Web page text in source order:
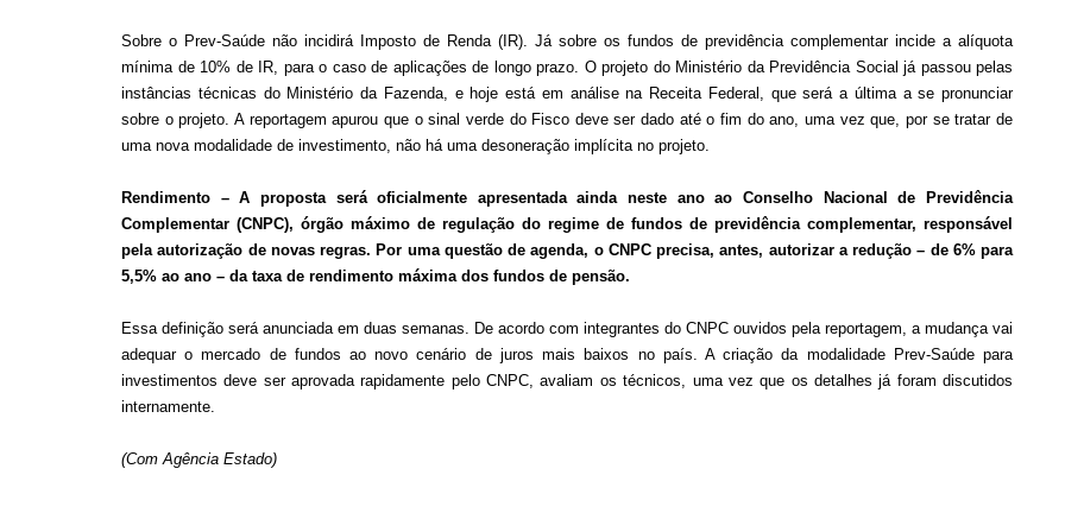
Sobre o Prev-Saúde não incidirá Imposto de Renda (IR). Já sobre os fundos de previdência complementar incide a alíquota
mínima de 10% de IR, para o caso de aplicações de longo prazo. O projeto do Ministério da Previdência Social já passou pelas
instâncias técnicas do Ministério da Fazenda, e hoje está em análise na Receita Federal, que será a última a se pronunciar
sobre o projeto. A reportagem apurou que o sinal verde do Fisco deve ser dado até o fim do ano, uma vez que, por se tratar de
uma nova modalidade de investimento, não há uma desoneração implícita no projeto.
Rendimento – A proposta será oficialmente apresentada ainda neste ano ao Conselho Nacional de Previdência
Complementar (CNPC), órgão máximo de regulação do regime de fundos de previdência complementar, responsável
pela autorização de novas regras. Por uma questão de agenda, o CNPC precisa, antes, autorizar a redução – de 6% para
5,5% ao ano – da taxa de rendimento máxima dos fundos de pensão.
Essa definição será anunciada em duas semanas. De acordo com integrantes do CNPC ouvidos pela reportagem, a mudança vai
adequar o mercado de fundos ao novo cenário de juros mais baixos no país. A criação da modalidade Prev-Saúde para
investimentos deve ser aprovada rapidamente pelo CNPC, avaliam os técnicos, uma vez que os detalhes já foram discutidos
internamente.
(Com Agência Estado)